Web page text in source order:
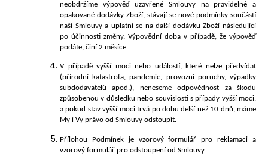
neobdržíme výpověď uzavřené Smlouvy na pravidelné a
opakované dodávky Zboží, stávají se nové podmínky součástí
naší Smlouvy a uplatní se na další dodávku Zboží následující
po účinnosti změny. Výpovědní doba v případě, že výpověď
podáte, činí 2 měsíce.
V případě vyšší moci nebo událostí, které nelze předvídat
(přírodní katastrofa, pandemie, provozní poruchy, výpadky
subdodavatelů apod.), neneseme odpovědnost za škodu
způsobenou v důsledku nebo souvislosti s případy vyšší moci,
a pokud stav vyšší moci trvá po dobu delší než 10 dnů, máme
My i Vy právo od Smlouvy odstoupit.
Přílohou Podmínek je vzorový formulář pro reklamaci a
vzorový formulář pro odstoupení od Smlouvy.